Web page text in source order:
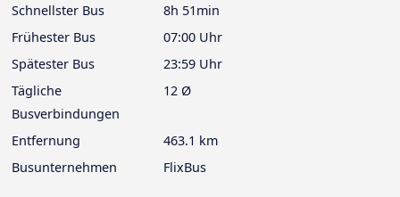
Schnellster Bus
8h 51min
Frühester Bus
07:00 Uhr
Spätester Bus
23:59 Uhr
Tägliche
Busverbindungen
12 Ø
Entfernung
463.1 km
Busunternehmen
FlixBus